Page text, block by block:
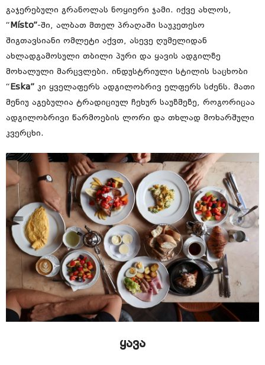
გაჯერებული გრანოლას ნოყიერი ჯამი. იქვე ახლოს,
“ Místo”-ში, ალბათ მთელ პრაღაში საუკეთესო
შიგთავსიანი ომლეტი აქვთ, ასევე ღუმელიდან
ახლადგამოსული თბილი პური და ყავის ადგილზე
მოხალული მარცვლები. ინდუსტრიული სტილის საცხობი
“ Eska” კი ყველაფერს ადგილობრივ ელფერს სძენს. მათი
მენიუ აგებულია ტრადიციულ ჩეხურ საუზმეზე, როგორიცაა
ადგილობრივი წარმოების ლორი და თხლად მოხარშული
კვერცხი.
ყავა